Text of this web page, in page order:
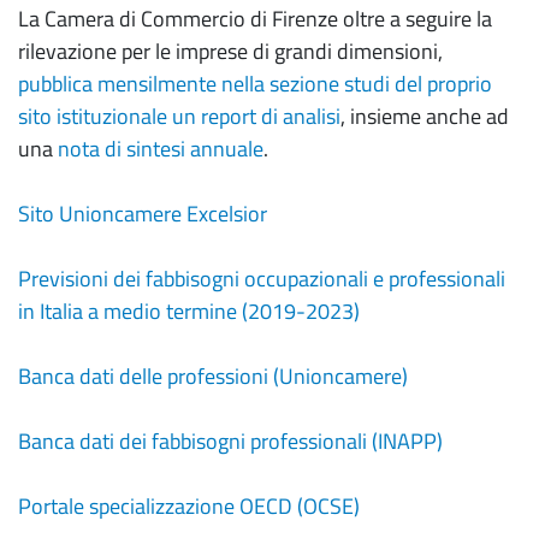
La Camera di Commercio di Firenze oltre a seguire la
rilevazione per le imprese di grandi dimensioni,
pubblica mensilmente nella sezione studi del proprio
sito istituzionale un report di analisi, insieme anche ad
unanota di sintesi annuale.
Sito Unioncamere Excelsior
Previsioni dei fabbisogni occupazionali e professionali
in Italia a medio termine (2019-2023)
Banca dati delle professioni (Unioncamere)
Banca dati dei fabbisogni professionali (INAPP)
Portale specializzazione OECD (OCSE)